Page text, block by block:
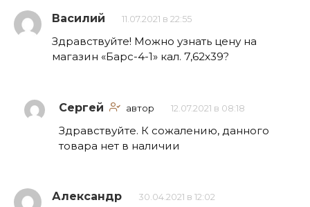
Василий 11.07.2021 в 22:55
Здравствуйте! Можно узнать цену на
магазин «Барс-4-1» кал. 7,62х39?
Сергей автор 12.07.2021 в 08:18
Здравствуйте. К сожалению, данного
товара нет в наличии
Александр 30.04.2021 в 12:02